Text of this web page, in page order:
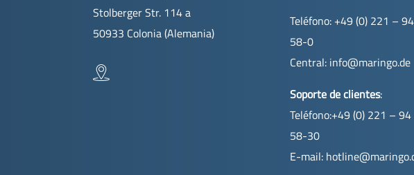
Stolberger Str. 114 a
50933 Colonia (Alemania)
Teléfono: +49 (0) 221 –
58-0
Central: info@maringo.de
Soporte de clientes:
Teléfono:+49 (0) 221 –
58-30
E-mail: